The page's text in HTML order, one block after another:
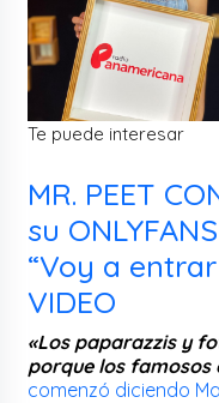
Te puede interesar
MR. PEET
su
“Voy a
VIDEO
«Los paparazzis y
porque los famosos
comenzó diciendo